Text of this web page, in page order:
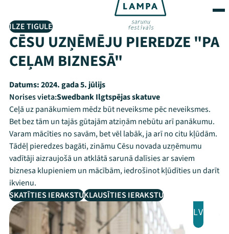
ILZE TIGULE
CĒSU UZŅĒMĒJU PIEREDZE "PA
CEĻAM BIZNESĀ"
Datums:2024. gada 5. jūlijs
Norises vieta:Swedbank Ilgtspējas skatuve
Ceļā uz panākumiem mēdz būt neveiksme pēc neveiksmes.
Bet bez tām un tajās gūtajām atziņām nebūtu arī panākumu.
Varam mācīties no savām, bet vēl labāk, ja arī no citu kļūdām.
Tādēļ pieredzes bagāti, zināmu Cēsu novada uzņēmumu
vadītāji aizraujošā un atklātā sarunā dalīsies ar saviem
biznesa klupieniem un mācībām, iedrošinot kļūdīties un darīt
ikvienu.
SKATĪTIES IERAKSTUKLAUSĪTIES IERAKSTU
LV